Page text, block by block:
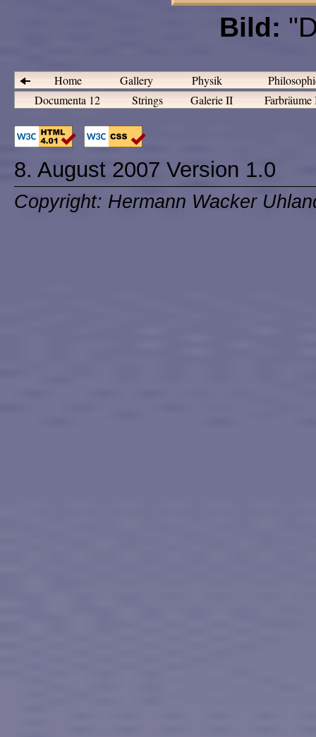
Bild:
Home Gallery Physik
Documenta 12
Strings Galerie II
8. August 2007 Version 1.0
Copyright: Hermann Wacker